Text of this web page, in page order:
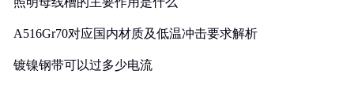
A516Gr70对应国内材质及低温冲击要求解析
镀镍钢带可以过多少电流